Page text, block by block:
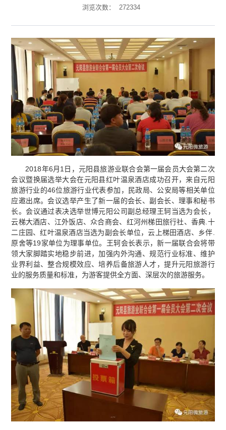
浏览次数：
272334
2018年6月1日，元阳县旅游业联合会第一届会员大会第二次
会议暨换届选举大会在元阳县红叶温泉酒店成功召开，来自元阳
旅游行业的46位旅游行业代表参加，民政局、公安局等相关单位
应邀出席。会议选举产生了新一届的会长、副会长、理事和秘书
长。会议通过表决选举世博元阳公司副总经理王轲当选为会长，
云梯大酒店、江外饭店、众合商会、红河州梯田旅行社、香典.十
二庄园、红叶温泉酒店当选为副会长单位，云上梯田酒店、乡伴.
原舍等19家单位为理事单位。王轲会长表示，新一届联合会将带
领大家脚踏实地稳步前进，加强内外沟通、规范行业标准、维护
业界利益、整合规模效应、培养后备旅游人才，提升元阳旅游行
业的服务质量和标准，为游客提供全方面、深层次的旅游服务。